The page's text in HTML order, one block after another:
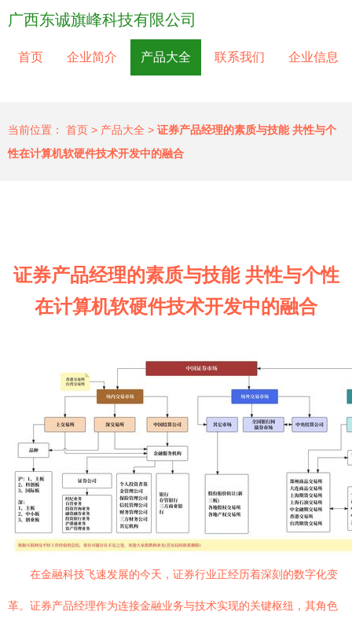
广西东诚旗峰科技有限公司
首页 企业简介 产品大全 联系我们 企业信息
当前位置： 首页 > 产品大全 > 证券产品经理的素质与技能 共性与个
性在计算机软硬件技术开发中的融合
证券产品经理的素质与技能 共性与个性
在计算机软硬件技术开发中的融合
在金融科技飞速发展的今天，证券行业正经历着深刻的数字化变
革。证券产品经理作为连接金融业务与技术实现的关键枢纽，其角色